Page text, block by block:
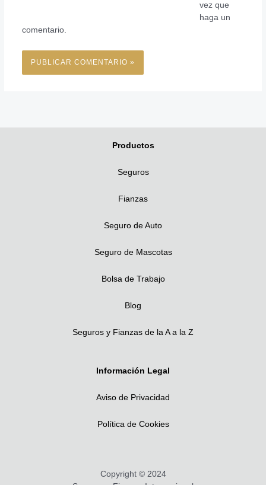
vez que
haga un
comentario.
Productos
Seguros
Fianzas
Seguro de Auto
Seguro de Mascotas
Bolsa de Trabajo
Blog
Seguros y Fianzas de la A a la Z
Información Legal
Aviso de Privacidad
Política de Cookies
Copyright © 2024